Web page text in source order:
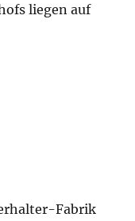
liegen auf
Fabrik